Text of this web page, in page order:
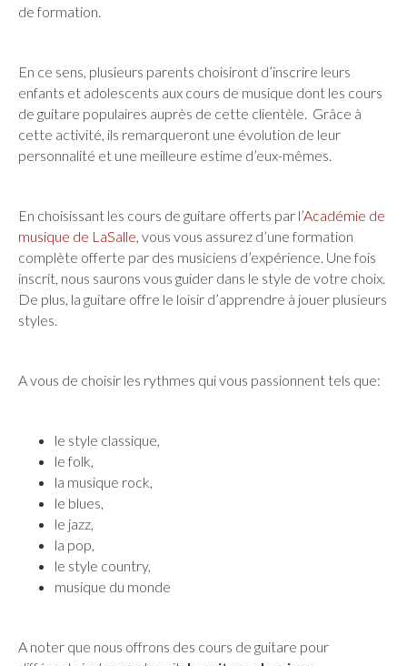
de formation.
En ce sens, plusieurs parents choisiront d’inscrire leurs
enfants et adolescents aux cours de musique dont les cours
de guitare populaires auprès de cette clientèle. Grâce à
cette activité, ils remarqueront une évolution de leur
personnalité et une meilleure estime d’eux-mêmes.
En choisissant les cours de guitare offerts par l’Académie de
musique de LaSalle, vous vous assurez d’une formation
complète offerte par des musiciens d’expérience. Une fois
inscrit, nous saurons vous guider dans le style de votre choix.
De plus, la guitare offre le loisir d’apprendre à jouer plusieurs
styles.
A vous de choisir les rythmes qui vous passionnent tels que:
le style classique,
le folk,
la musique rock,
le blues,
le jazz,
la pop,
le style country,
musique du monde
A noter que nous offrons des cours de guitare pour